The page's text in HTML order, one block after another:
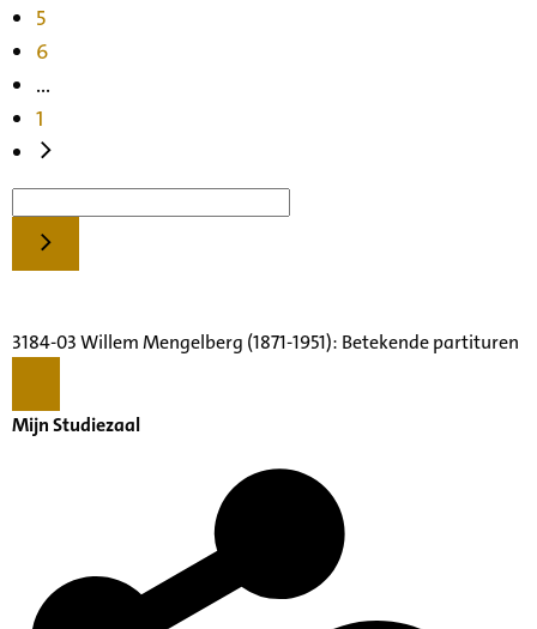
5
6
...
1
3184-03 Willem Mengelberg (1871-1951): Betekende partituren
Mijn Studiezaal